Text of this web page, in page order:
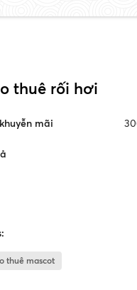
thuê rối hơi
mãi
thuê mascot